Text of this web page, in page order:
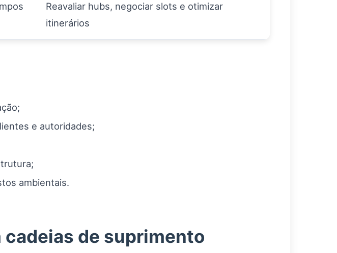
Reavaliar hubs, negociar slots e otimizar
itinerários
e autoridades;
ambientais.
cadeias de suprimento